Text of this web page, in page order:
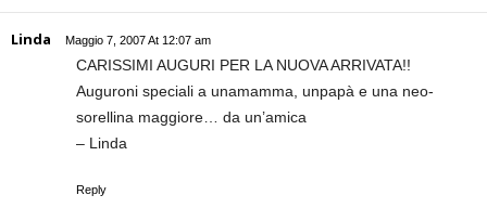
Linda Maggio 7, 2007 At 12:07 am
CARISSIMI AUGURI PER LA NUOVA ARRIVATA!!
Auguroni speciali a unamamma, unpapà e una neo-
sorellina maggiore… da un’amica
– Linda
Reply